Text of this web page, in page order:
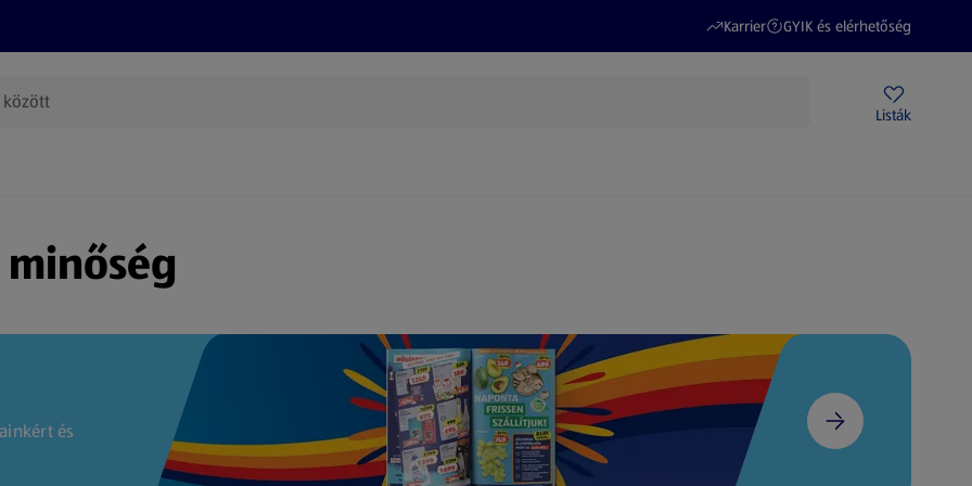
Karrier
(új oldalon nyílik meg)
GYIK és elérhetőség
(új oldalon nyílik meg)
Listák
és